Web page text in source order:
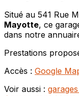
Situé au 541 Rue
Mayotte, ce
dans notre
Prestations
Accès : Google
Voir aussi :